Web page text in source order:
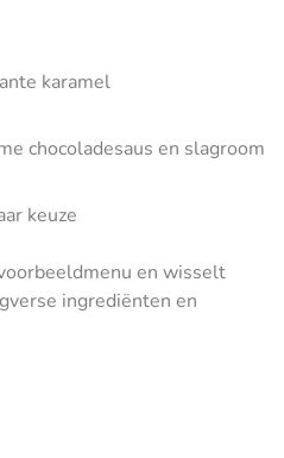
karamel
chocoladesaus en slagroom
keuze
en wisselt
ingrediënten en